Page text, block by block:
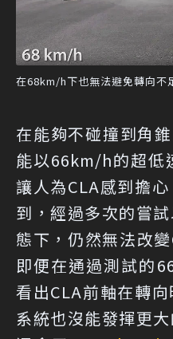
在68km/h下也無法避免轉向不
在能夠不碰撞到角
能以66km/h的超低
讓人為CLA感到擔
到，經過多次的嘗
態下，仍然無法改
即便在通過測試的
看出CLA前軸在轉
系統也沒能發揮更